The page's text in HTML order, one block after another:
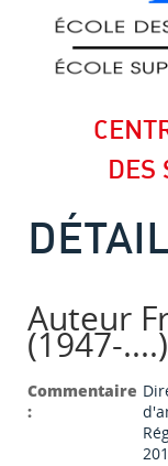
DES
Auteur
(1947-....)
Commentaire
: